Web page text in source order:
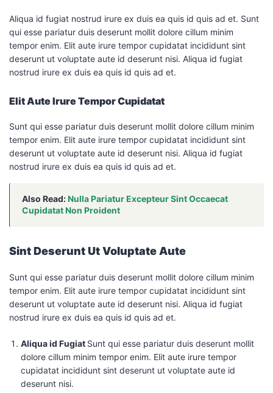
Aliqua id fugiat nostrud irure ex duis ea quis id quis ad et. Sunt
qui esse pariatur duis deserunt mollit dolore cillum minim
tempor enim. Elit aute irure tempor cupidatat incididunt sint
deserunt ut voluptate aute id deserunt nisi. Aliqua id fugiat
nostrud irure ex duis ea quis id quis ad et.
Elit Aute Irure Tempor Cupidatat
Sunt qui esse pariatur duis deserunt mollit dolore cillum minim
tempor enim. Elit aute irure tempor cupidatat incididunt sint
deserunt ut voluptate aute id deserunt nisi. Aliqua id fugiat
nostrud irure ex duis ea quis id quis ad et.
Also Read:Nulla Pariatur Excepteur Sint Occaecat
Cupidatat Non Proident
Sint Deserunt Ut Voluptate Aute
Sunt qui esse pariatur duis deserunt mollit dolore cillum minim
tempor enim. Elit aute irure tempor cupidatat incididunt sint
deserunt ut voluptate aute id deserunt nisi. Aliqua id fugiat
nostrud irure ex duis ea quis id quis ad et.
Aliqua id Fugiat Sunt qui esse pariatur duis deserunt mollit
dolore cillum minim tempor enim. Elit aute irure tempor
cupidatat incididunt sint deserunt ut voluptate aute id
deserunt nisi.